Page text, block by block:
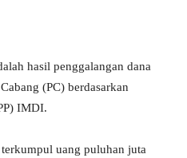
hasil penggalangan dana
(PC) berdasarkan
IMDI.
uang puluhan juta